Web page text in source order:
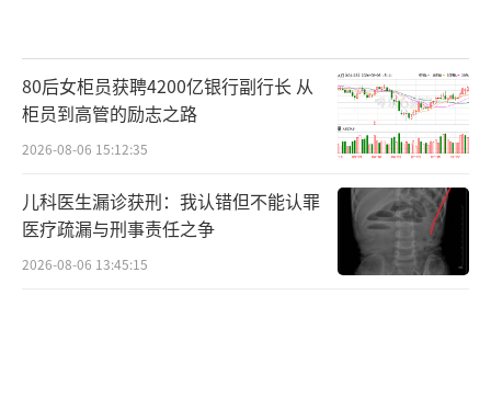
80后女柜员获聘4200亿银行副行长 从
柜员到高管的励志之路
2026-08-06 15:12:35
儿科医生漏诊获刑：我认错但不能认罪
医疗疏漏与刑事责任之争
2026-08-06 13:45:15